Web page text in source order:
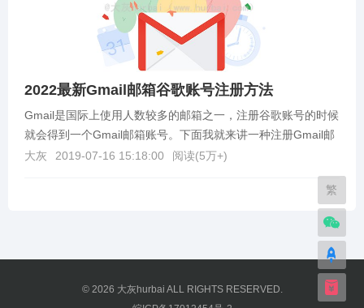
2022最新Gmail邮箱谷歌账号注册方法
Gmail是国际上使用人数较多的邮箱之一，注册谷歌账号的时候
就会得到一个Gmail邮箱账号。下面我就来讲一种注册Gmail邮
箱账号的方法。谷歌邮箱注册教程1.首...
大灰 2019-07-16 15:18:00 阅读(5万+)
© 2026 大灰hurbai ALL RIGHTS RESERVED.
繁